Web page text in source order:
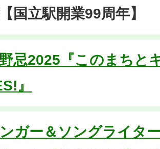
国立駅開業99周年】
忌2025『このまちと
』
ガー＆ソングライタ